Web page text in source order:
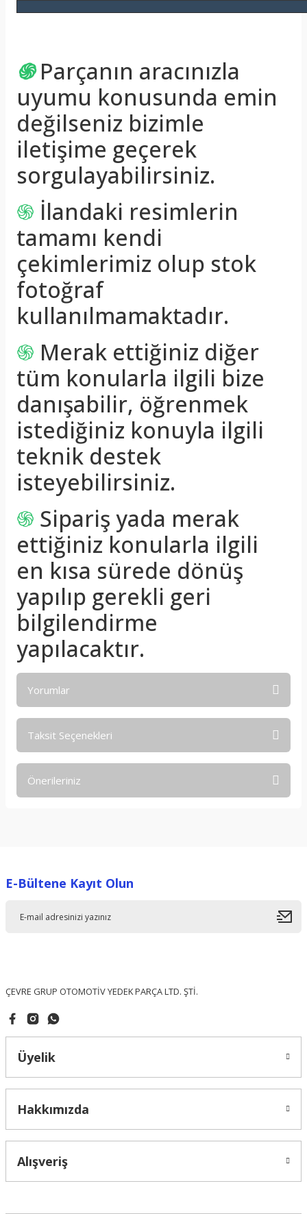
֍ Parçanın aracınızla
uyumu konusunda emin
değilseniz bizimle
iletişime geçerek
sorgulayabilirsiniz.
֍ İlandaki resimlerin
tamamı kendi
çekimlerimiz olup stok
fotoğraf
kullanılmamaktadır.
֍ Merak ettiğiniz diğer
tüm konularla ilgili bize
danışabilir, öğrenmek
istediğiniz konuyla ilgili
teknik destek
isteyebilirsiniz.
֍ Sipariş yada merak
ettiğiniz konularla ilgili
en kısa sürede dönüş
yapılıp gerekli geri
bilgilendirme
yapılacaktır.
Yorumlar
Taksit Seçenekleri
Önerileriniz
Ürün resmi kalitesiz, bozuk veya görüntülenemiyor.
E-Bültene Kayıt Olun
ÇEVRE GRUP OTOMOTİV YEDEK PARÇA LTD. ŞTİ.
Üyelik
Hakkımızda
Alışveriş